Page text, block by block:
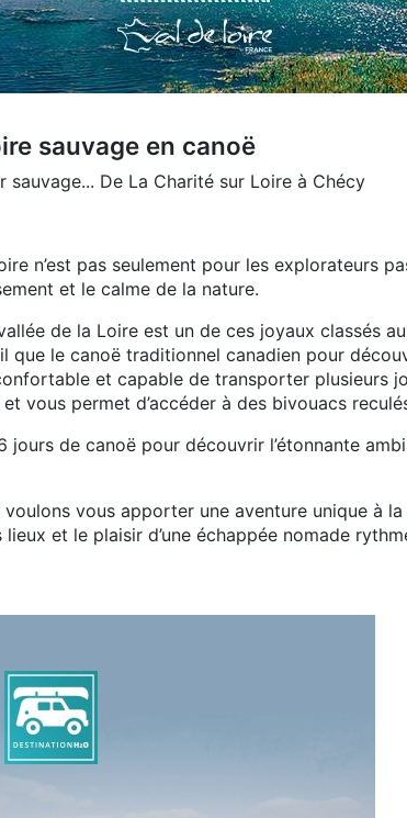
sauvage en canoë
De La Charité sur Loire à Chécy
n’est pas seulement pour les explorateurs
et le calme de la nature.
de la Loire est un de ces joyaux classés
que le canoë traditionnel canadien pour
et capable de transporter plusieurs
vous permet d’accéder à des bivouacs
jours de canoë pour découvrir l’étonnante
vous apporter une aventure unique à
et le plaisir d’une échappée nomade